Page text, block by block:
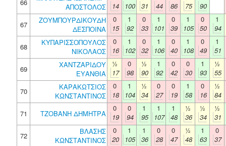
66
ΑΠΟΣΤΟΛΟΣ
14
100
31
44
86
75
90
67
ΖΟΥΜΠΟΥΡΔΙΚΟΥΔΗ
ΔΕΣΠΟΙΝΑ
0
15
1
92
0
33
1
101
0
39
1
105
0
50
1
94
68
ΚΥΠΑΡΙΣΣΟΠΟΥΛΟΣ
ΝΙΚΟΛΑΟΣ
0
16
1
102
0
32
1
106
0
40
1
108
0
49
1
51
69
ΧΑΝΤΖΑΡΙΔΟΥ
ΕΥΑΝΘΙΑ
½
17
0
98
½
90
1
92
0
42
0
30
1
93
½
55
70
ΚΑΡΑΚΩΤΣΙΟΣ
ΚΩΝΣΤΑΝΤΙΝΟΣ
0
18
1
104
½
34
0
27
0
19
1
58
0
16
½
84
71
ΤΖΟΒΑΝΗ ΔΗΜΗΤΡΑ
0
19
0
94
1
95
1
107
1
48
½
36
½
34
½
31
72
ΒΛΑΣΗΣ
ΚΩΝΣΤΑΝΤΙΝΟΣ
0
20
1
105
1
36
0
28
0
47
½
48
1
63
0
37